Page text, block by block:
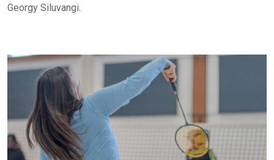
Georgy Siluvangi.